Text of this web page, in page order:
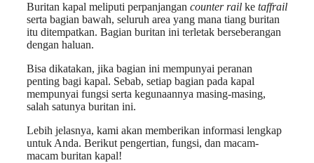
Buritan kapal meliputi perpanjangan counter rail ke taffrail
serta bagian bawah, seluruh area yang mana tiang buritan
itu ditempatkan. Bagian buritan ini terletak berseberangan
dengan haluan.
Bisa dikatakan, jika bagian ini mempunyai peranan
penting bagi kapal. Sebab, setiap bagian pada kapal
mempunyai fungsi serta kegunaannya masing-masing,
salah satunya buritan ini.
Lebih jelasnya, kami akan memberikan informasi lengkap
untuk Anda. Berikut pengertian, fungsi, dan macam-
macam buritan kapal!